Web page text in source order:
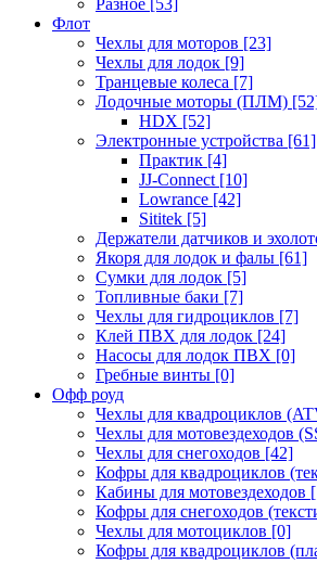
Разное [53]
Флот
Чехлы для моторов [23]
Чехлы для лодок [9]
Транцевые колеса [7]
Лодочные моторы (ПЛМ)
HDX [52]
Электронные устройства [61]
Практик [4]
JJ-Connect [10]
Lowrance [42]
Sititek [5]
Держатели датчиков и
Якоря для лодок и фалы [61]
Сумки для лодок [5]
Топливные баки [7]
Чехлы для гидроциклов [7]
Клей ПВХ для лодок [24]
Насосы для лодок ПВХ [0]
Гребные винты [0]
Офф роуд
Чехлы для квадроциклов
Чехлы для мотовездеходов
Чехлы для снегоходов [42]
Кофры для квадроциклов
Кабины для мотовездеходов
Кофры для снегоходов
Чехлы для мотоциклов [0]
Кофры для квадроциклов